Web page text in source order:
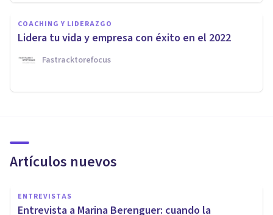
COACHING Y LIDERAZGO
Lidera tu vida y empresa con éxito en el 2022
Fastracktorefocus
Artículos nuevos
ENTREVISTAS
Entrevista a Marina Berenguer: cuando la